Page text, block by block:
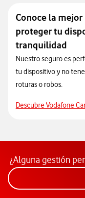
Conoce la
proteger tu
tranquilidad
Nuestro seguro es
tu dispositivo y no
roturas o robos.
Descubre Vodafone
¿Alguna gestión